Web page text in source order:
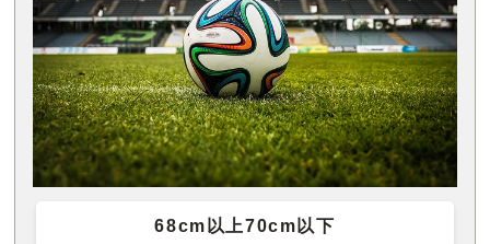
68cm以上70cm以下